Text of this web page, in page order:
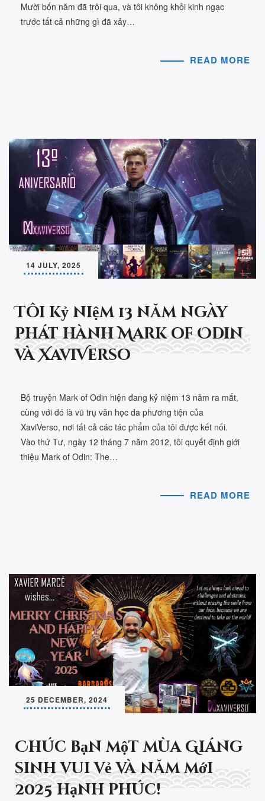
Mười bốn năm đã trôi qua, và tôi không khỏi kinh ngạc
trước tất cả những gì đã xảy…
READ MORE
14 JULY, 2025
Tôi kỷ niệm 13 năm ngày
phát hành Mark of Odin
và XaviVerso
Bộ truyện Mark of Odin hiện đang kỷ niệm 13 năm ra mắt,
cùng với đó là vũ trụ văn học đa phương tiện của
XaviVerso, nơi tất cả các tác phẩm của tôi được kết nối.
Vào thứ Tư, ngày 12 tháng 7 năm 2012, tôi quyết định giới
thiệu Mark of Odin: The…
READ MORE
25 DECEMBER, 2024
Chúc bạn một mùa Giáng
sinh vui vẻ và năm mới
2025 hạnh phúc!